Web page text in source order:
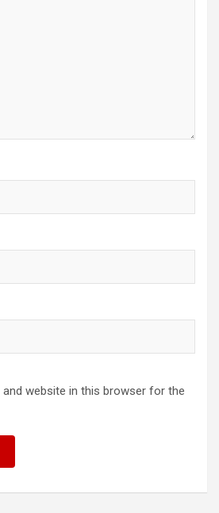
and website in this browser for the